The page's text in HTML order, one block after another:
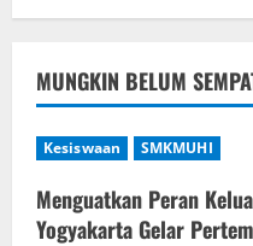
MUNGKIN BELUM
Kesiswaan SMKMUHI
Menguatkan Peran
Yogyakarta Gelar